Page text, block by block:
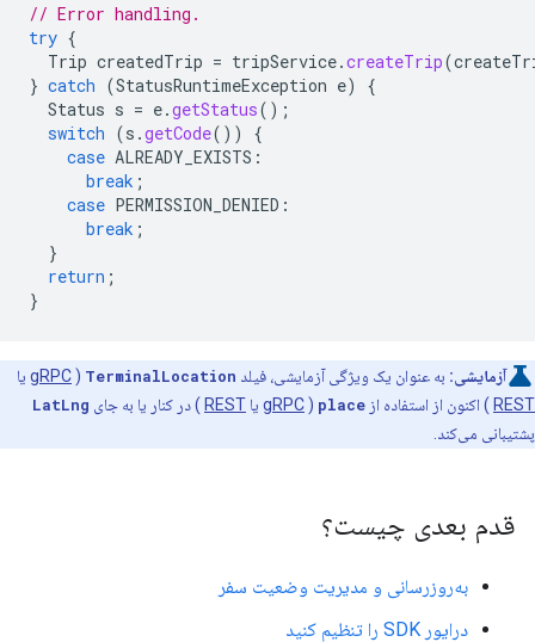
// Error handling.
try {
Trip createdTrip = tripService.createTrip(
} catch (StatusRuntimeException e)
{
Status s = e.getStatus();
switch (s .getCode())
{
case ALREADY_EXISTS :
break ;
case PERMISSION_DENIED :
break ;
}
return ;
}
آزمایشی: به عنوان یک ویژگی آزمایشی، فیلد TerminalLocation
(
gRPC یا
REST ) ​​اکنون از استفاده از place
(
gRPC یا REST ) ​​در کنار یا به جای LatLng
پشتیبانی می‌کند.
قدم بعدی چیست؟
به‌روزرسانی و مدیریت وضعیت سفر
درایور SDK را تنظیم کنید